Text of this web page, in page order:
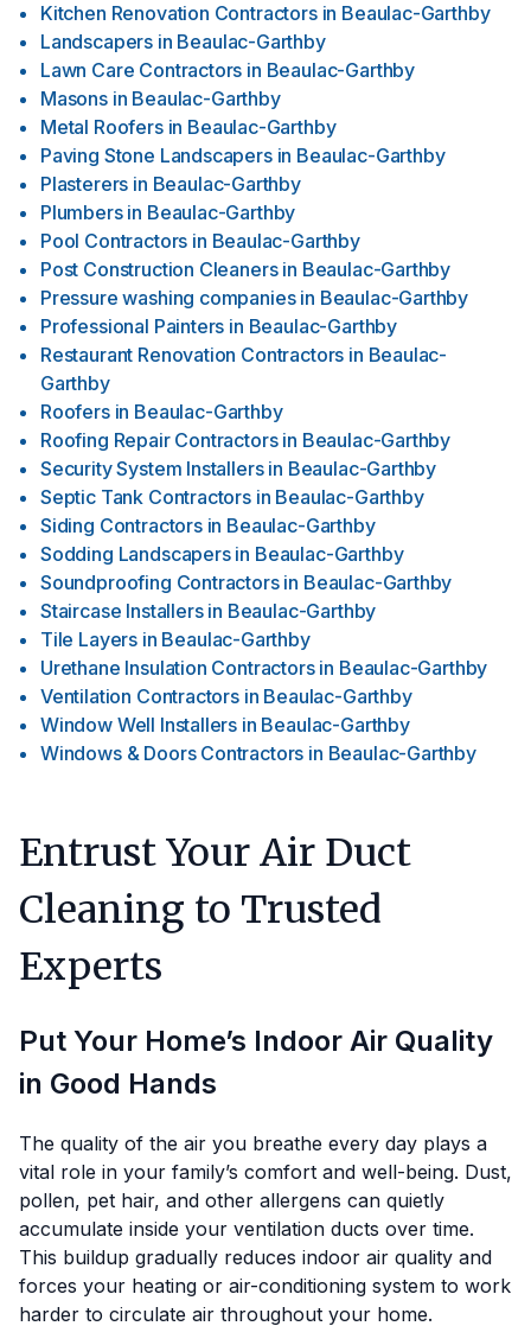
Kitchen Renovation Contractors in Beaulac-Garthby
Landscapers in Beaulac-Garthby
Lawn Care Contractors in Beaulac-Garthby
Masons in Beaulac-Garthby
Metal Roofers in Beaulac-Garthby
Paving Stone Landscapers in Beaulac-Garthby
Plasterers in Beaulac-Garthby
Plumbers in Beaulac-Garthby
Pool Contractors in Beaulac-Garthby
Post Construction Cleaners in Beaulac-Garthby
Pressure washing companies in Beaulac-Garthby
Professional Painters in Beaulac-Garthby
Restaurant Renovation Contractors in Beaulac-
Garthby
Roofers in Beaulac-Garthby
Roofing Repair Contractors in Beaulac-Garthby
Security System Installers in Beaulac-Garthby
Septic Tank Contractors in Beaulac-Garthby
Siding Contractors in Beaulac-Garthby
Sodding Landscapers in Beaulac-Garthby
Soundproofing Contractors in Beaulac-Garthby
Staircase Installers in Beaulac-Garthby
Tile Layers in Beaulac-Garthby
Urethane Insulation Contractors in Beaulac-Garthby
Ventilation Contractors in Beaulac-Garthby
Window Well Installers in Beaulac-Garthby
Windows & Doors Contractors in Beaulac-Garthby
Entrust Your Air Duct
Cleaning to Trusted
Experts
Put Your Home’s Indoor Air Quality
in Good Hands
The quality of the air you breathe every day plays a
vital role in your family’s comfort and well-being. Dust,
pollen, pet hair, and other allergens can quietly
accumulate inside your ventilation ducts over time.
This buildup gradually reduces indoor air quality and
forces your heating or air-conditioning system to work
harder to circulate air throughout your home.